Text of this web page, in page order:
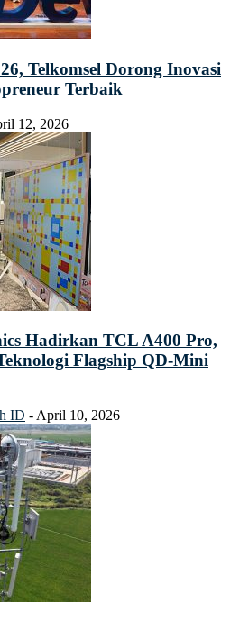
Telkomsel Dorong Inovasi
Terbaik
12, 2026
Hadirkan TCL A400 Pro,
Flagship QD-Mini
ID - April 10, 2026